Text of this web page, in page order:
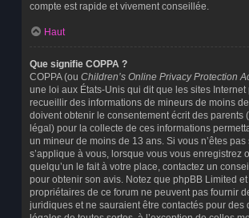
compte est rapide et vivement conseillée.
Haut
Que signifie COPPA ?
COPPA (ou Children’s Online Privacy Protection
une loi aux États-Unis qui dit que les sites Internet
recueillir des informations de mineurs de moins
doivent obtenir le consentement écrit des parents
légal) pour la collecte de ces informations
un mineur de moins de 13 ans. Si vous n’êtes
s’applique à vous, lorsque vous vous enregistrez
quelqu’un le fait à votre place, contactez un
pour obtenir son avis. Notez que phpBB Limited
propriétaires de ce forum ne peuvent pas fournir
juridiques et ne sauraient être contactés pour des